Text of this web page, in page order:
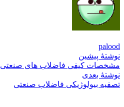
palood
نوشتهٔ پیشین
مشخصات کیفی فاضلاب های صنعتی
نوشتهٔ بعدی
تصفیه بیولوژیکی فاضلاب صنعتی